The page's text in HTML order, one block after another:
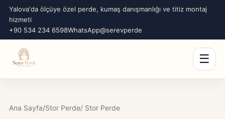
Yalova'da ölçüye özel perde, kumaş danışmanlığı ve titiz montaj
hizmeti
+90 534 234 6598WhatsApp@serevperde
☰
Ana Sayfa/Stor Perde/ Stor Perde